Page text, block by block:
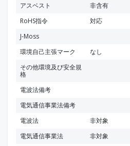
アスベスト
非含有
RoHS指令
対応
J-Moss
環境自己主張マーク
なし
その他環境及び安全規
格
電波法備考
電気通信事業法備考
電波法
非対象
電気通信事業法
非対象